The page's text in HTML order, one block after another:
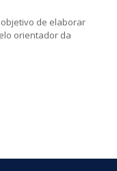
de elaborar
orientador da